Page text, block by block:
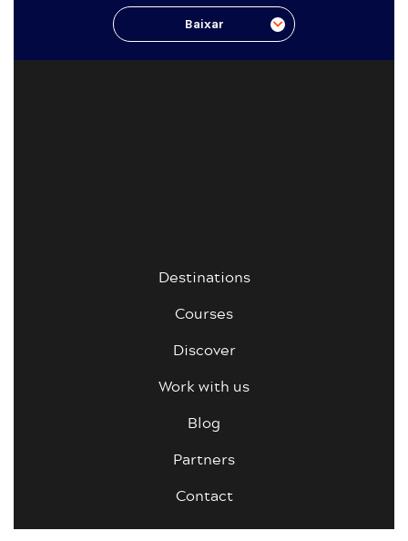
Baixar
Destinations
Courses
Discover
Work with us
Blog
Partners
Contact